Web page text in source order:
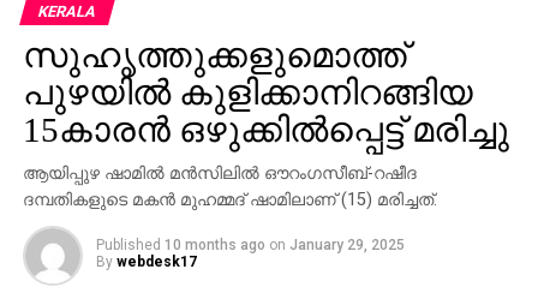
KERALA
സുഹൃത്തുക്കളുമൊത്ത്
പുഴയില്‍ കുളിക്കാനിറങ്ങിയ
15കാരന്‍ ഒഴുക്കില്‍പ്പെട്ട് മരിച്ചു
ആയിപ്പുഴ ഷാമില്‍ മന്‍സിലില്‍ ഔറംഗസീബ്-റഷീദ
ദമ്പതികളുടെ മകന്‍ മുഹമ്മദ് ഷാമിലാണ് (15) മരിച്ചത്.
Published 10 months ago on January 29, 2025
By webdesk17